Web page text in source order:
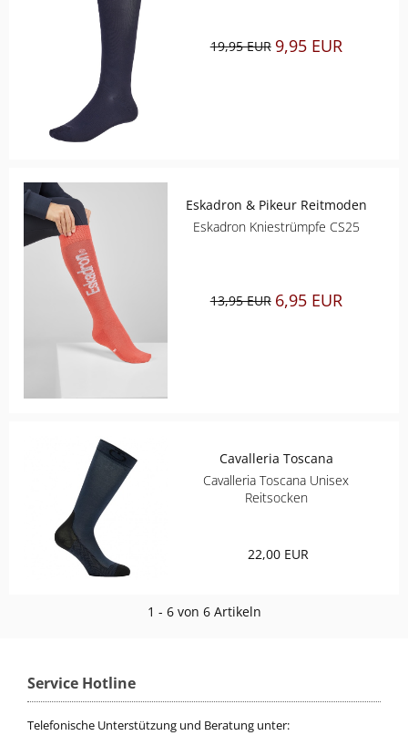
19,95 EUR 9,95 EUR
Eskadron & Pikeur Reitmoden
Eskadron Kniestrümpfe CS25
13,95 EUR 6,95 EUR
Cavalleria Toscana
Cavalleria Toscana Unisex
Reitsocken
22,00 EUR
1 - 6 von 6 Artikeln
Service Hotline
Telefonische Unterstützung und Beratung unter:
KENTUCKY HORSEWEAR
KINGSLAND EQUESTERIAN
ROECKL SPORTS
SAMSHIELD
SPANNRIT
WALDHAUSEN